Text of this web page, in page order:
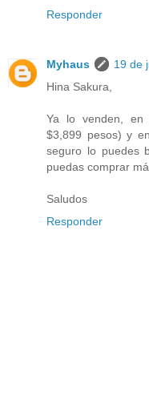
Responder
Myhaus
19 de
Hina Sakura,
Ya lo venden, en
$3,899 pesos) y
seguro lo puedes
puedas comprar
Saludos
Responder